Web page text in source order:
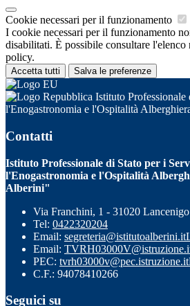
Cookie necessari per il funzionamento
I cookie necessari per il funzionamento
disabilitati. È possibile consultare
policy.
Accetta tutti Salva le preferenze
Istituto
l'Enogastronomia e l'Ospitalità
Contatti
Istituto Professionale di Stato per i
l'Enogastronomia e l'Ospitalità
Alberini"
Via Franchini, 1 - 31020
Tel: 0422320204
Email: segreteria@istitutoalberini.it
Email:
PEC: tvrh03000v@pec.istruzione.it
C.F.: 94078410266
Seguici su